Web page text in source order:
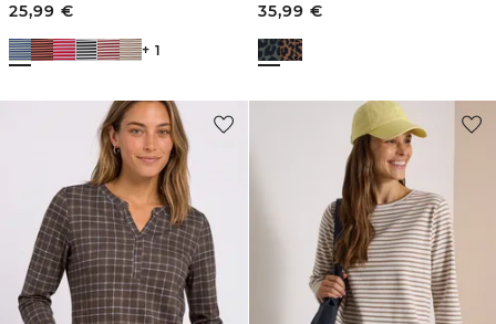
25,99 €
+ 1
35,99 €